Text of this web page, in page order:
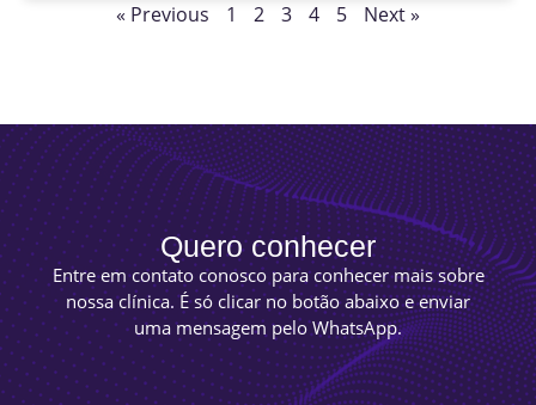
« Previous 1 2 3 4 5 Next »
Quero conhecer
Entre em contato conosco para conhecer mais sobre
nossa clínica. É só clicar no botão abaixo e enviar
uma mensagem pelo WhatsApp.